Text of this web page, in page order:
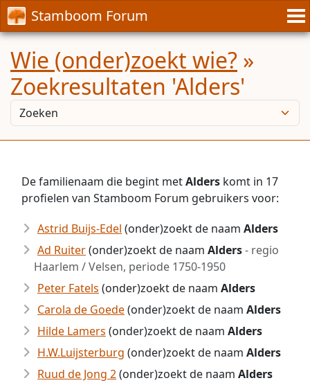
Stamboom Forum
Wie (onder)zoekt wie? »
Zoekresultaten 'Alders'
De familienaam die begint metAlders komt in 17
profielen van Stamboom Forum gebruikers voor:
Astrid Buijs-Edel (onder)zoekt de naam Alders
Ad Ruiter(onder)zoekt de naam Alders- regio
Haarlem / Velsen, periode 1750-1950
Peter Fatels (onder)zoekt de naam Alders
Carola de Goede(onder)zoekt de naam Alders
Hilde Lamers (onder)zoekt de naam Alders
H.W.Luijsterburg (onder)zoekt de naam Alders
Ruud de Jong 2(onder)zoekt de naam Alders